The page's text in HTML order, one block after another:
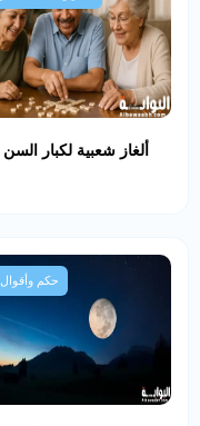
ألغاز شعبية لكبار السن
حكم وأقوال